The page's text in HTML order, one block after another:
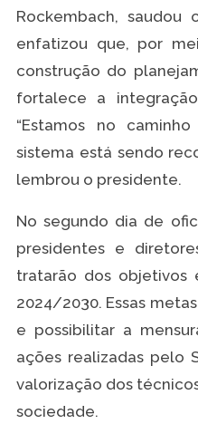
Rockembach, saudou
enfatizou que, por
construção do
fortalece a
“Estamos no
sistema está sendo
lembrou o presidente.
No segundo dia de
presidentes e
tratarão dos objetivos
2024/2030. Essas
e possibilitar a
ações realizadas pelo
valorização dos
sociedade.